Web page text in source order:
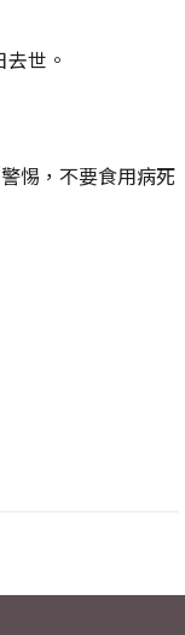
世。
惕，不要食用病死